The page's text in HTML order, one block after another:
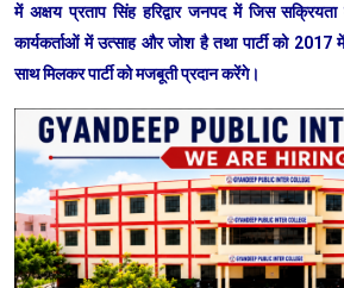
में अक्षय प्रताप सिंह हरिद्वार जनपद में जिस
कार्यकर्ताओं में उत्साह और जोश है तथा पार्टी को
साथ मिलकर पार्टी को मजबूती प्रदान करेंगे।